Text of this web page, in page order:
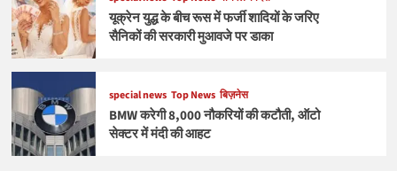
यूक्रेन युद्ध के बीच रूस में फर्जी शादियों के जरिए
सैनिकों की सरकारी मुआवजे पर डाका
special news Top News बिज़नेस
BMW करेगी 8,000 नौकरियों की कटौती, ऑटो
सेक्टर में मंदी की आहट